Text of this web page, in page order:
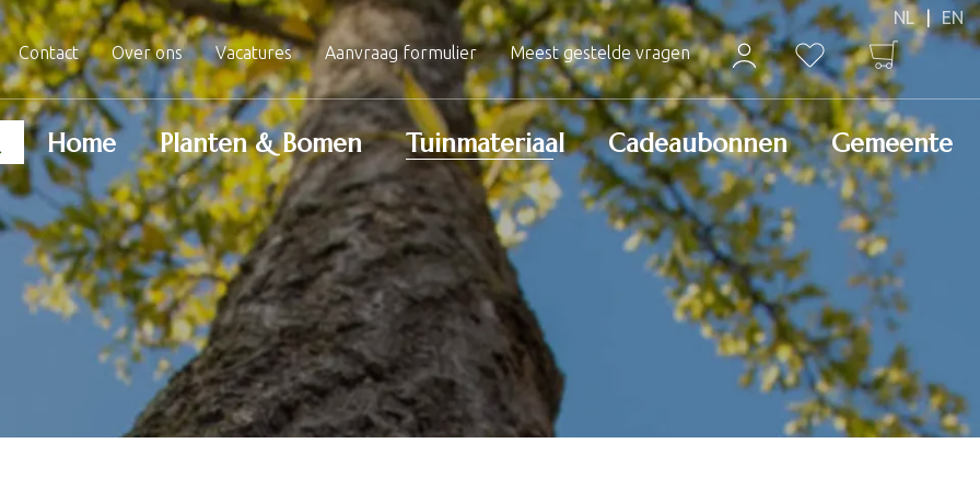
Contact Over ons Vacatures Aanvraag formulier Meest gestelde vragen
Home Planten & Bomen Tuinmateriaal Cadeaubonnen Gemeente